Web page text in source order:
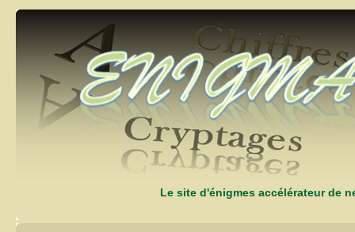
Le site d'énigmes accélérateur de